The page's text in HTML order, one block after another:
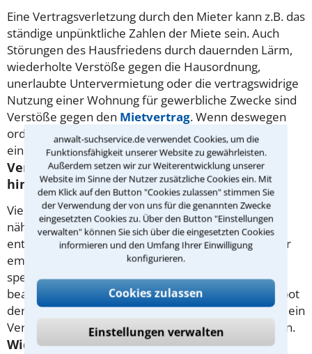
anwalt-suchservice.de verwendet Cookies, um die
Funktionsfähigkeit unserer Website zu gewährleisten.
Außerdem setzen wir zur Weiterentwicklung unserer
Website im Sinne der Nutzer zusätzliche Cookies ein. Mit
dem Klick auf den Button "Cookies zulassen" stimmen Sie
der Verwendung der von uns für die genannten Zwecke
eingesetzten Cookies zu. Über den Button "Einstellungen
verwalten" können Sie sich über die eingesetzten Cookies
informieren und den Umfang Ihrer Einwilligung
konfigurieren.
Cookies zulassen
Einstellungen verwalten
Eine Vertragsverletzung durch den Mieter kann z.B. das
ständige unpünktliche Zahlen der Miete sein. Auch
Störungen des Hausfriedens durch dauernden Lärm,
wiederholte Verstöße gegen die Hausordnung,
unerlaubte Untervermietung oder die vertragswidrige
Nutzung einer Wohnung für gewerbliche Zwecke sind
Verstöße gegen den Mietvertrag. Wenn deswegen
ordentlich gekündigt werden soll, muss zuvor meist
eine erfolgloseAbmahnungstattgefunden haben.
Verstöße gegen den Mietvertrag - genauer
hinsehen!
Viele Verstöße gegen den Mietvertrag sind bei
näherem Hinsehen gegenstandslos, weil die
entsprechende Vertragsklausel unwirksam war. Hier
empfiehlt es sich oft, einen auf das
spezialisierten Rechtsanwalt mit der Prüfung zu
beauftragen. Unwirksam ist z.B. ein pauschales Verbot
der Tierhaltung oder ein Verbot, nachts zu duschen, ein
Verbot, zu bestimmten Zeiten Besuch zu empfangen.
Widerspruch im Härtefall